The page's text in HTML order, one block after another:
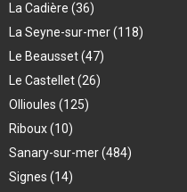
La Cadière (36)
La Seyne-sur-mer(118)
Le Beausset(47)
Le Castellet(26)
Ollioules (125)
Riboux(10)
Sanary-sur-mer(484)
Signes (14)